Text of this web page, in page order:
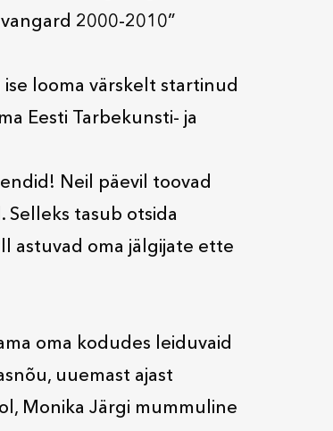
2000-2010”
looma värskelt startinud
Eesti Tarbekunsti- ja
Neil päevil toovad
tasub otsida
astuvad oma jälgijate ette
oma kodudes leiduvaid
uuemast ajast
Monika Järgi mummuline